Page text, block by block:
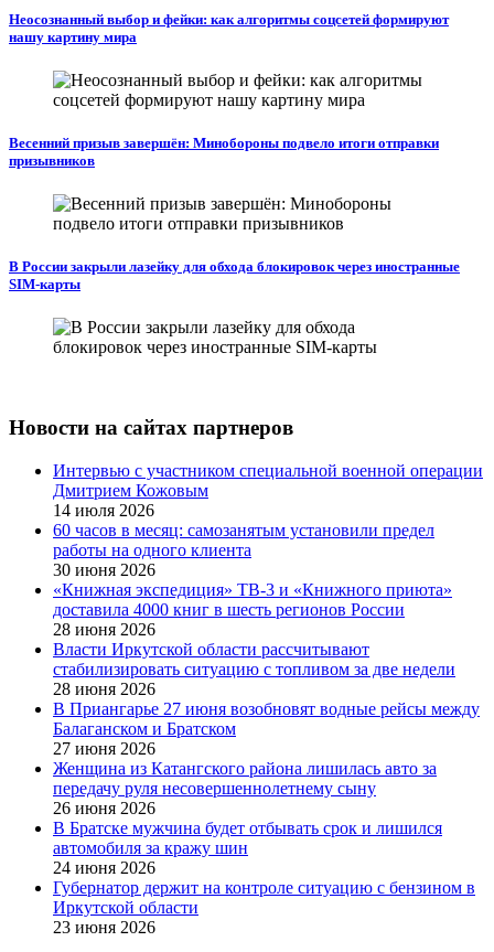
Неосознанный выбор и фейки: как алгоритмы соцсетей формируют
нашу картину мира
Весенний призыв завершён: Минобороны подвело итоги отправки
призывников
В России закрыли лазейку для обхода блокировок через иностранные
SIM-карты
Новости на сайтах партнеров
Интервью с участником специальной военной операции
Дмитрием Кожовым
14 июля 2026
60 часов в месяц: самозанятым установили предел
работы на одного клиента
30 июня 2026
«Книжная экспедиция» ТВ-3 и «Книжного приюта»
доставила 4000 книг в шесть регионов России
28 июня 2026
Власти Иркутской области рассчитывают
стабилизировать ситуацию с топливом за две недели
28 июня 2026
В Приангарье 27 июня возобновят водные рейсы между
Балаганском и Братском
27 июня 2026
Женщина из Катангского района лишилась авто за
передачу руля несовершеннолетнему сыну
26 июня 2026
В Братске мужчина будет отбывать срок и лишился
автомобиля за кражу шин
24 июня 2026
Губернатор держит на контроле ситуацию с бензином в
Иркутской области
23 июня 2026